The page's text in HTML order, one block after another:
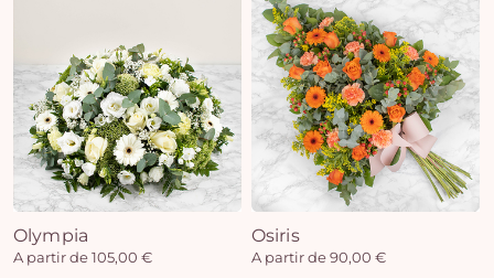
Olympia
A partir de 105,00 €
Osiris
A partir de 90,00 €